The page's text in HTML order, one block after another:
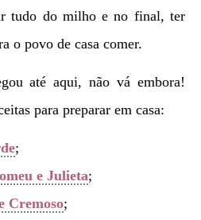
tudo do milho e no final, ter
o povo de casa comer.
até aqui, não vá embora!
para preparar em casa:
;
e Julieta;
Cremoso;